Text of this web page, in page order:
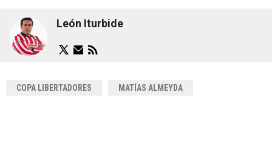
León Iturbide
COPA LIBERTADORES MATÍAS ALMEYDA